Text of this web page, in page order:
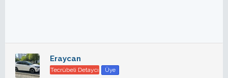
Eraycan
Tecrübeli Detaycı Üye